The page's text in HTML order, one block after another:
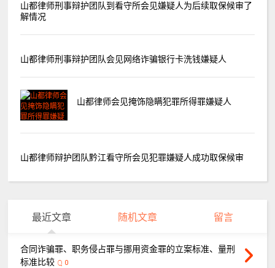
山都律师刑事辩护团队到看守所会见嫌疑人为后续取保候审了
解情况
山都律师刑事辩护团队会见网络诈骗银行卡洗钱嫌疑人
山都律师会见掩饰隐瞒犯罪所得罪嫌疑人
山都律师辩护团队黔江看守所会见犯罪嫌疑人成功取保候审
最近文章 随机文章 留言
合同诈骗罪、职务侵占罪与挪用资金罪的立案标准、量刑
标准比较
0